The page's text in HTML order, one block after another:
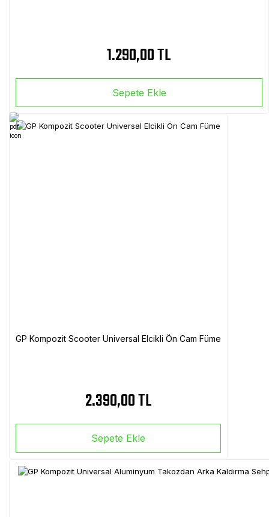
1.290,00 TL
Sepete Ekle
GP Kompozit Scooter Universal Elcikli Ön Cam Füme
2.390,00 TL
Sepete Ekle